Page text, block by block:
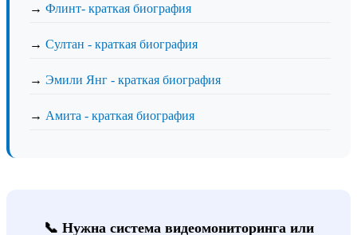
→ Флинт- краткая биография
→ Султан - краткая биография
→ Эмили Янг - краткая биография
→ Амита - краткая биография
📞 Нужна система видеомониторинга или